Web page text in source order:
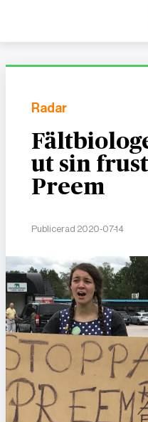
Radar
ut sin
Preem
Publicerad 2020-07-14